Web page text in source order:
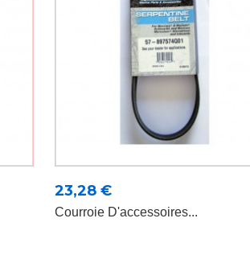
Prix
23,28 €
Courroie D'accessoires...